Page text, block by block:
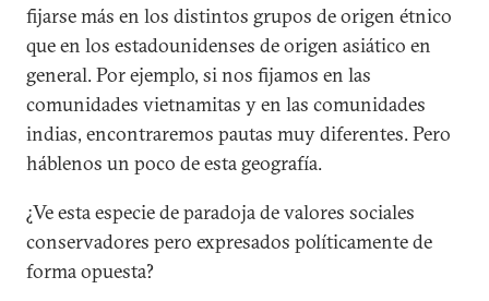
fijarse más en los distintos grupos de origen étnico
que en los estadounidenses de origen asiático en
general. Por ejemplo, si nos fijamos en las
comunidades vietnamitas y en las comunidades
indias, encontraremos pautas muy diferentes. Pero
háblenos un poco de esta geografía.
¿Ve esta especie de paradoja de valores sociales
conservadores pero expresados políticamente de
forma opuesta?